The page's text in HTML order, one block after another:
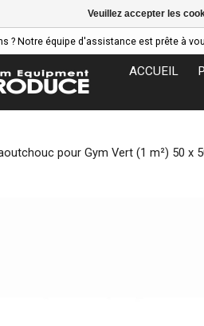
? Notre équipe d'assistance est prête à
ACCUEIL
pour Gym Vert (1 m²) 50 x
Veuillez accepter les